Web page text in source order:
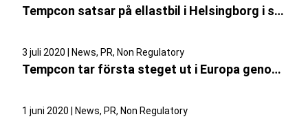
​Tempcon satsar på ellastbil i Helsingborg i samarbete med PostNord
3 juli 2020 | News, PR, Non Regulatory
​Tempcon tar första steget ut i Europa genom förvärv av Berneco
1 juni 2020 | News, PR, Non Regulatory